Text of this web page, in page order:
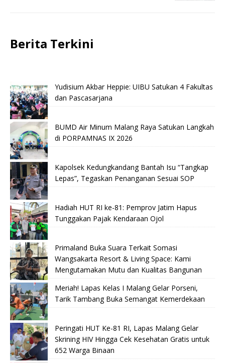
Berita Terkini
Yudisium Akbar Heppie: UIBU Satukan 4 Fakultas
dan Pascasarjana
BUMD Air Minum Malang Raya Satukan Langkah
di PORPAMNAS IX 2026
Kapolsek Kedungkandang Bantah Isu “Tangkap
Lepas”, Tegaskan Penanganan Sesuai SOP
Hadiah HUT RI ke-81: Pemprov Jatim Hapus
Tunggakan Pajak Kendaraan Ojol
Primaland Buka Suara Terkait Somasi
Wangsakarta Resort & Living Space: Kami
Mengutamakan Mutu dan Kualitas Bangunan
Meriah! Lapas Kelas I Malang Gelar Porseni,
Tarik Tambang Buka Semangat Kemerdekaan
Peringati HUT Ke-81 RI, Lapas Malang Gelar
Skrining HIV Hingga Cek Kesehatan Gratis untuk
652 Warga Binaan